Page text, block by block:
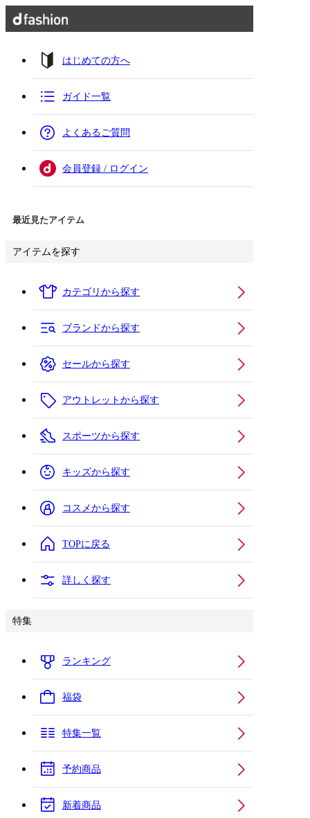
はじめての方へ
ガイド一覧
よくあるご質問
会員登録 / ログイン
最近見たアイテム
アイテムを探す
カテゴリから探す
ブランドから探す
セールから探す
アウトレットから探す
スポーツから探す
キッズから探す
コスメから探す
TOPに戻る
詳しく探す
特集
ランキング
福袋
特集一覧
予約商品
新着商品